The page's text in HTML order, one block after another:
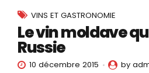
VINS ET GASTRONOMIE
Le vin moldave
Russie
10 décembre 2015 by